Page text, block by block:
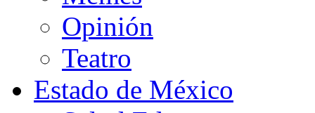
Opinión
Teatro
Estado de México